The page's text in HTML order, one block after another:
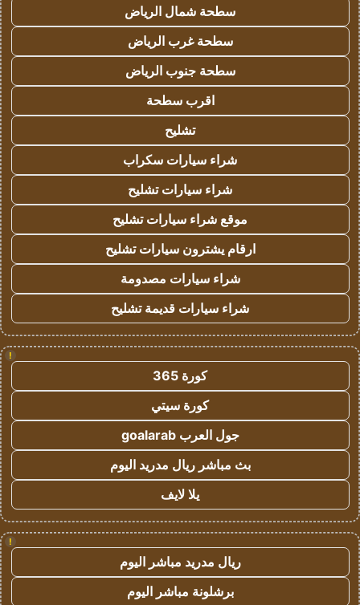
سطحة شمال الرياض
سطحة غرب الرياض
سطحة جنوب الرياض
اقرب سطحة
تشليح
شراء سيارات سكراب
شراء سيارات تشليح
موقع شراء سيارات تشليح
ارقام يشترون سيارات تشليح
شراء سيارات مصدومة
شراء سيارات قديمة تشليح
!
كورة 365
كورة سيتي
جول العرب goalarab
بث مباشر ريال مدريد اليوم
يلا لايف
!
ريال مدريد مباشر اليوم
برشلونة مباشر اليوم